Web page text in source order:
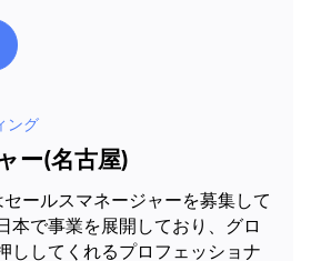
ング
ー(名古屋)
セールスマネージャーを募集して
本で事業を展開しており、グロ
ししてくれるプロフェッショナ